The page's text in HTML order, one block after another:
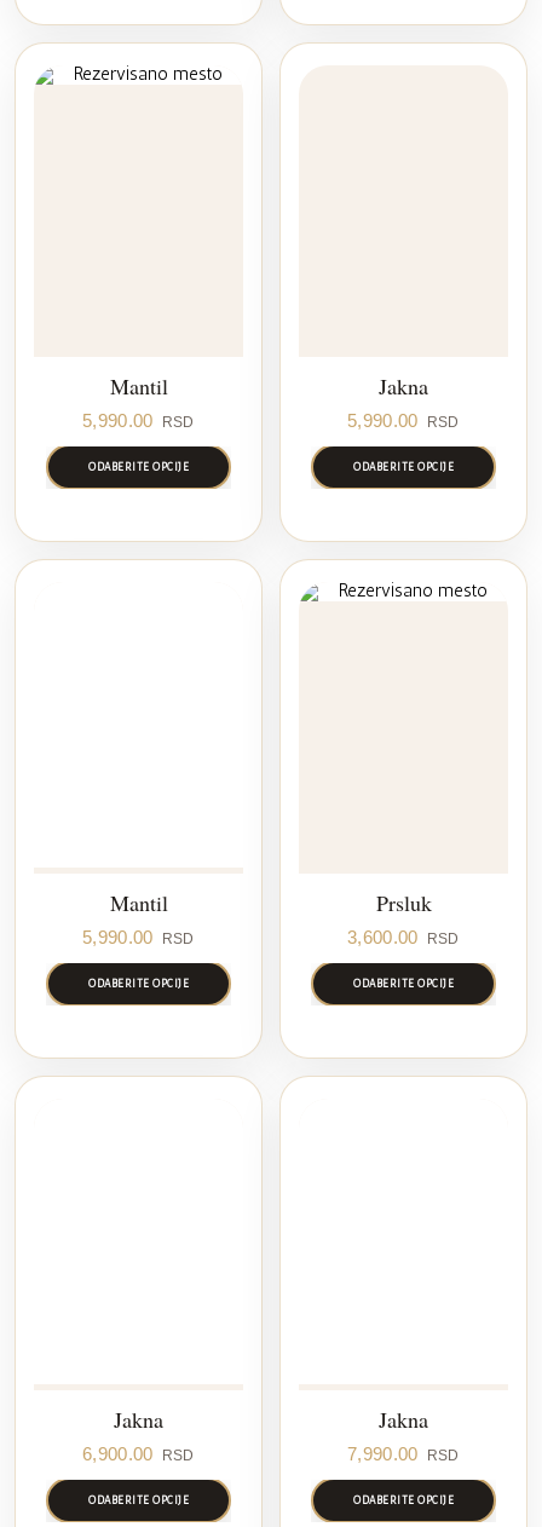
Mantil
5,990.00 RSD
ODABERITE OPCIJE
Jakna
5,990.00 RSD
ODABERITE OPCIJE
Mantil
5,990.00 RSD
ODABERITE OPCIJE
Prsluk
3,600.00 RSD
ODABERITE OPCIJE
Jakna
6,900.00 RSD
ODABERITE OPCIJE
Jakna
7,990.00 RSD
ODABERITE OPCIJE